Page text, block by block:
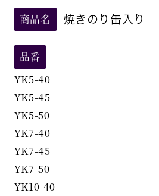
商品名 焼きのり缶入り
品番
YK5-40
YK5-45
YK5-50
YK7-40
YK7-45
YK7-50
YK10-40